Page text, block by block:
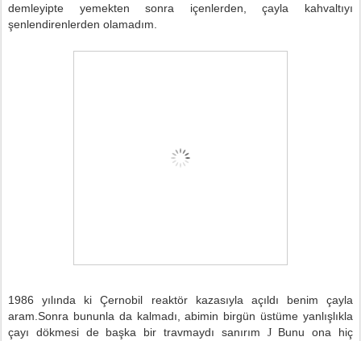
demleyipte yemekten sonra içenlerden, çayla kahvaltıyı
şenlendirenlerden olamadım.
1986 yılında ki Çernobil reaktör kazasıyla açıldı benim çayla
aram.Sonra bununla da kalmadı, abimin birgün üstüme yanlışlıkla
çayı dökmesi de başka bir travmaydı sanırım JBunu ona hiç